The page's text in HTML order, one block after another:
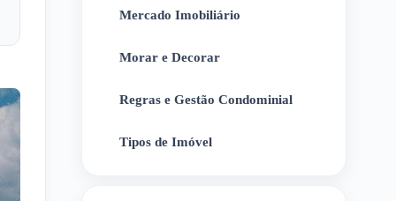
Mercado Imobiliário
Morar e Decorar
Regras e Gestão Condominial
Tipos de Imóvel